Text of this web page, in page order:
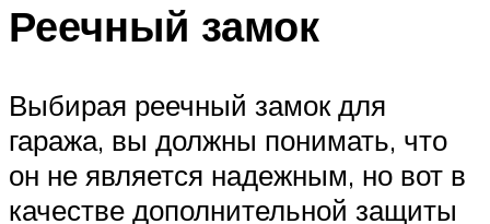
Реечный замок
Выбирая реечный замок для
гаража, вы должны понимать, что
он не является надежным, но вот в
качестве дополнительной защиты